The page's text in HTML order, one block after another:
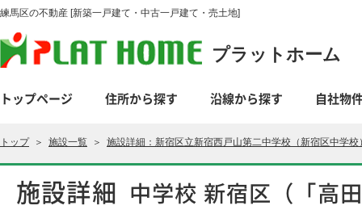
練馬区の不動産 [新築一戸建て・中古一戸建て・売土地]
プラットホーム
トップページ 住所から探す 沿線から探す 自社物
トップ＞ 施設一覧 ＞ 施設詳細：新宿区立新宿西戸山第二中学校（新宿区中学校
施設詳細 中学校 新宿区（「高